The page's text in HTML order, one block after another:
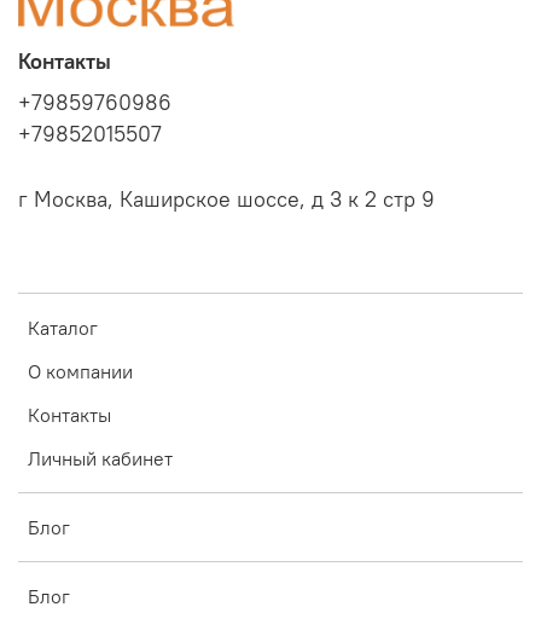
Каталог
О компании
Контакты
Личный кабинет
Блог
Блог
Контакты
+79859760986
+79852015507
г Москва, Каширское шоссе, д 3 к 2 стр 9